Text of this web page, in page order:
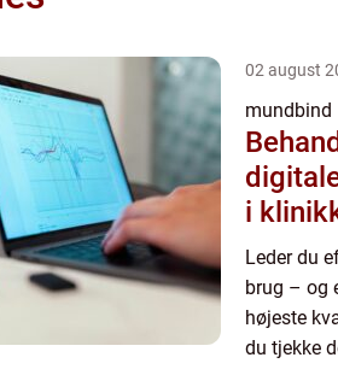
02 august
mundbind
i
Leder du
brug – og
højeste
du tjekke